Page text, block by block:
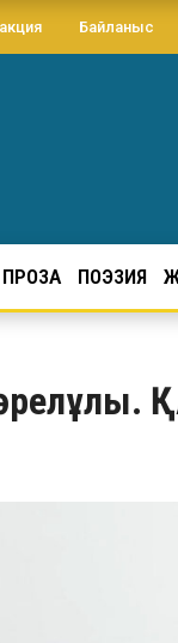
Байланыс
ПРОЗА ПОЭЗИЯ